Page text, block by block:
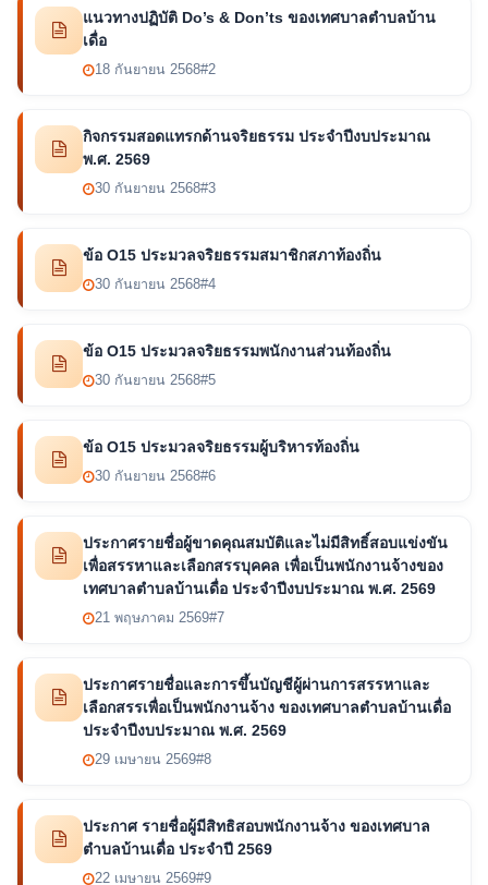
แนวทางปฏิบัติ Do’s & Don’ts ของเทศบาลตำบลบ้าน
เดื่อ
18 กันยายน 2568#2
กิจกรรมสอดแทรกด้านจริยธรรม ประจำปีงบประมาณ
พ.ศ. 2569
30 กันยายน 2568#3
ข้อ O15 ประมวลจริยธรรมสมาชิกสภาท้องถิ่น
30 กันยายน 2568#4
ข้อ O15 ประมวลจริยธรรมพนักงานส่วนท้องถิ่น
30 กันยายน 2568#5
ข้อ O15 ประมวลจริยธรรมผู้บริหารท้องถิ่น
30 กันยายน 2568#6
ประกาศรายชื่อผู้ขาดคุณสมบัติและไม่มีสิทธิ์สอบแข่งขัน
เพื่อสรรหาและเลือกสรรบุคคล เพื่อเป็นพนักงานจ้างของ
เทศบาลตำบลบ้านเดื่อ ประจำปีงบประมาณ พ.ศ. 2569
21 พฤษภาคม 2569#7
ประกาศรายชื่อและการขึ้นบัญชีผู้ผ่านการสรรหาและ
เลือกสรรเพื่อเป็นพนักงานจ้าง ของเทศบาลตำบลบ้านเดื่อ
ประจำปีงบประมาณ พ.ศ. 2569
29 เมษายน 2569#8
ประกาศ รายชื่อผู้มีสิทธิสอบพนักงานจ้าง ของเทศบาล
ตำบลบ้านเดื่อ ประจำปี 2569
22 เมษายน 2569#9